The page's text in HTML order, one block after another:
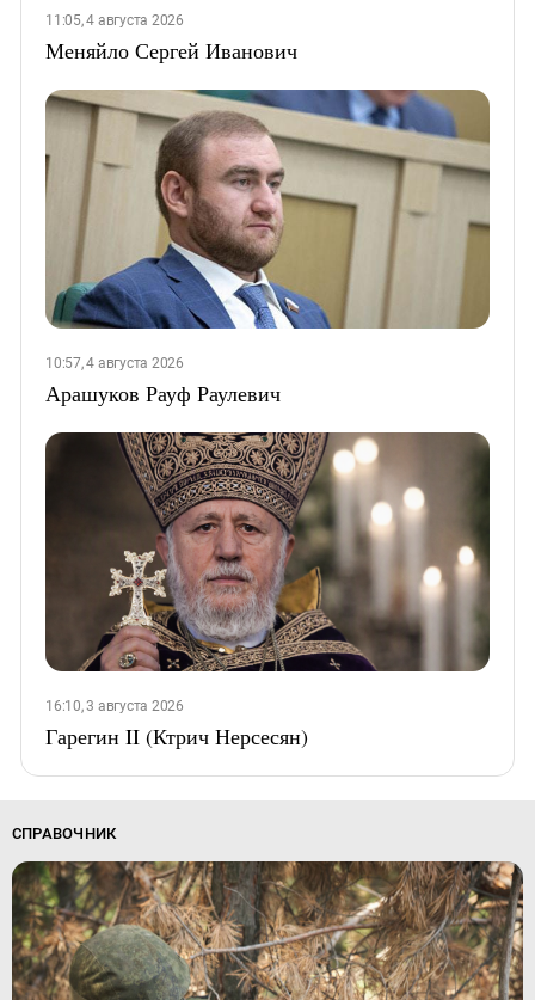
11:05, 4 августа 2026
Меняйло Сергей Иванович
10:57, 4 августа 2026
Арашуков Рауф Раулевич
16:10, 3 августа 2026
Гарегин II (Ктрич Нерсесян)
СПРАВОЧНИК